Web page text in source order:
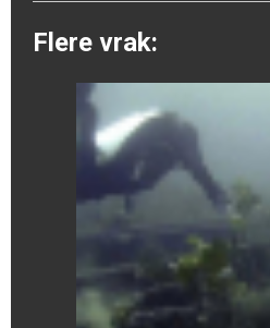
Flere vrak: